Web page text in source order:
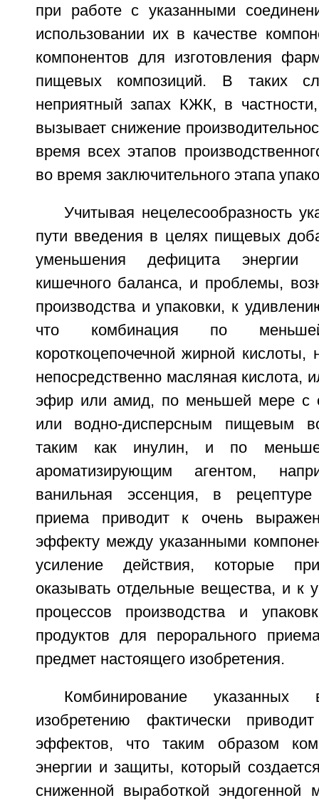
при работе с указанными
использовании их в качестве
компонентов для изготовления
пищевых композиций. В таких
неприятный запах КЖК, в
вызывает снижение
время всех этапов
во время заключительного этапа
Учитывая нецелесообразность
пути введения в целях пищевых
уменьшения дефицита энергии
кишечного баланса, и проблемы,
производства и упаковки, к
что комбинация по
короткоцепочечной жирной кислоты,
непосредственно масляная кислота,
эфир или амид, по меньшей мере с
или водно-дисперсным пищевым
таким как инулин, и по
ароматизирующим агентом,
ванильная эссенция, в
приема приводит к очень
эффекту между указанными
усиление действия, которые
оказывать отдельные вещества, и к
процессов производства и
продуктов для перорального
предмет настоящего изобретения.
Комбинирование указанных
изобретению фактически
эффектов, что таким образом
энергии и защиты, который
сниженной выработкой эндогенной